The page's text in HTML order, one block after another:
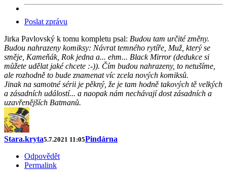
Poslat zprávu
Jirka Pavlovský k tomu kompletu psal: Budou tam určité změny.
Budou nahrazeny komiksy: Návrat temného rytíře, Muž, který se
směje, Kameňák, Rok jedna a... ehm... Black Mirror (dedukce si
můžete udělat jaké chcete :-)). Čím budou nahrazeny, to netušíme,
ale rozhodně to bude znamenat víc zcela nových komiksů.
Jinak na samotné sérii je pěkný, že je tam hodně takových tě velkých
a zásadních událostí... a naopak nám nechávají dost zásadních a
uzavřenějších Batmanů.
Stara.kryta5.7.2021 11:05Pindárna
Odpovědět
Permalink